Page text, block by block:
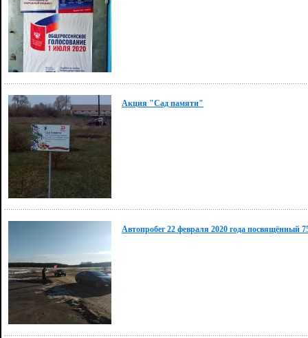
Акция "Сад памяти"
Автопробег 22 февраля 2020 года посвящённый